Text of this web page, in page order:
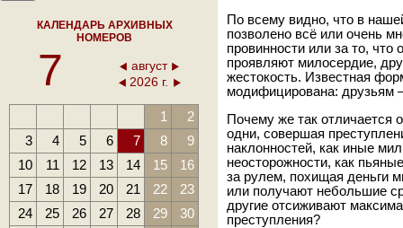
КАЛЕНДАРЬ АРХИВНЫХ
НОМЕРОВ
7
август
2026 г.
1
2
3
4 5 6 7 8
9
10
11 12 13 14 15
16
17
18 19 20 21 22
23
24
25 26 27 28 29
30
По всему видно, что в
позволено всё или очень
провинности или за то,
проявляют милосердие,
жестокость. Известная
модифицирована: друзьям
Почему же так отличается
одни, совершая
наклонностей, как иные
неосторожности, как
за рулем, похищая деньги
или получают небольшие
другие отсиживают
преступления?